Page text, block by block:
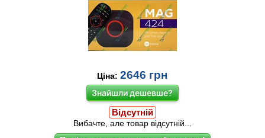
Ціна: 2646 грн
Знайшли дешевше?
Відсутній
Вибачте, але товар відсутній...